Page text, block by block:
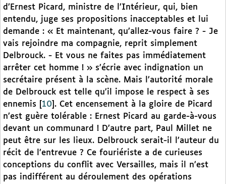
d’Ernest Picard, ministre de l’Intérieur, qui, bien
entendu, juge ses propositions inacceptables et lui
demande : « Et maintenant, qu’allez-vous faire ? - Je
vais rejoindre ma compagnie, reprit simplement
Delbrouck. - Et vous ne faites pas immédiatement
arrêter cet homme ! » s’écrie avec indignation un
secrétaire présent à la scène. Mais l’autorité morale
de Delbrouck est telle qu’il impose le respect à ses
ennemis
10 . Cet encensement à la gloire de Picard
n’est guère tolérable : Ernest Picard au garde-à-vous
devant un communard ! D’autre part, Paul Millet ne
peut être sur les lieux. Delbrouck serait-il l’auteur du
récit de l’entrevue ? Ce fouriériste a de curieuses
conceptions du conflit avec Versailles, mais il n’est
pas indifférent au déroulement des opérations